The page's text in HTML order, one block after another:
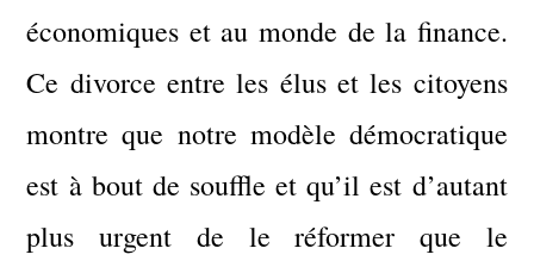
économiques et au monde de la finance.
Ce divorce entre les élus et les citoyens
montre que notre modèle démocratique
est à bout de souffle et qu’il est d’autant
plus urgent de le réformer que le